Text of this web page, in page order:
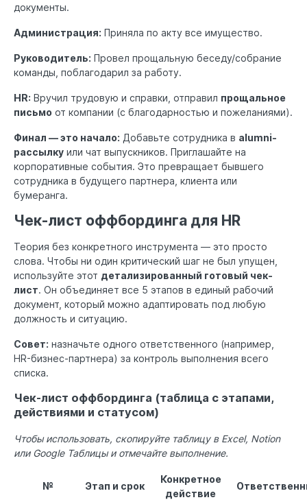
документы.
Администрация: Приняла по акту все имущество.
Руководитель: Провел прощальную беседу/собрание
команды, поблагодарил за работу.
HR: Вручил трудовую и справки, отправил прощальное
письмо от компании (с благодарностью и пожеланиями).
Финал — это начало: Добавьте сотрудника в alumni-
рассылку или чат выпускников. Приглашайте на
корпоративные события. Это превращает бывшего
сотрудника в будущего партнера, клиента или
бумеранга.
Чек-лист оффбординга для HR
Теория без конкретного инструмента — это просто
слова. Чтобы ни один критический шаг не был упущен,
используйте этот детализированный готовый чек-
лист. Он объединяет все 5 этапов в единый рабочий
документ, который можно адаптировать под любую
должность и ситуацию.
Совет: назначьте одного ответственного (например,
HR-бизнес-партнера) за контроль выполнения всего
списка.
Чек-лист оффбординга (таблица с этапами,
действиями и статусом)
Чтобы использовать, скопируйте таблицу в Excel, Notion
или Google Таблицы и отмечайте выполнение.
№ Этап и срок
Конкретное
действие